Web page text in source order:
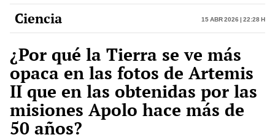
Ciencia 15 Abr 2026 | 22:28 h
¿Por qué la Tierra se ve más
opaca en las fotos de Artemis
II que en las obtenidas por las
misiones Apolo hace más de
50 años?